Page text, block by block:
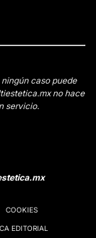
caso puede
no hace
servicio.
COOKIES
EDITORIAL